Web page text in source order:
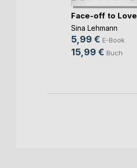
Face-off to Love
Sina Lehmann
5,99 € E-Book
15,99 € Buch